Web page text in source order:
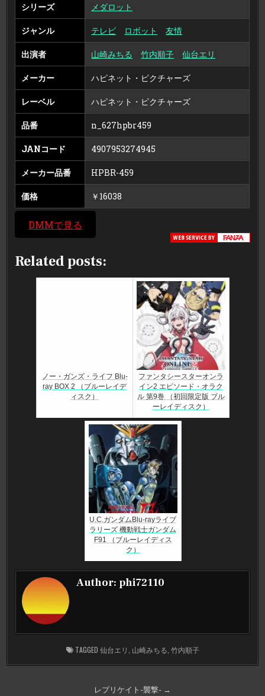
シリーズ メダロット
ジャンル テレビ ロボット 友情
出演者 山崎みちる 竹内順子 仙台エリ
メーカー ハピネット・ピクチャーズ
レーベル ハピネット・ピクチャーズ
品番 n_627hpbr459
JANコード 4907953274945
メーカー品番 HPBR-459
価格 ￥16038
DMMで見る
Related posts:
ノー・ガンズ・ライフ Blu-
ray BOX 2 （ブルーレイデ
ィスク）
ファンタシースターオンラ
イン2 エピソード・オラク
ル 第9巻 （初回限定版 ブル
ーレイディスク）
U.C.ガンダムBlu-rayライブ
ラリーズ 機動戦士ガンダム
F91 （ブルーレイディス
ク）
Author: phi72110
TAGGED 仙台エリ 山崎みちる 竹内順子
レプリケイト-襲撃- →